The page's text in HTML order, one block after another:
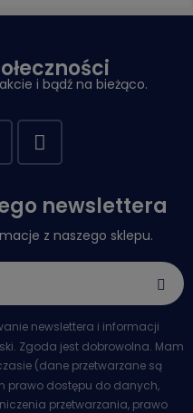
i bądź na bieżąco.
newslettera
z naszego sklepu.
newslettera i informacji
Zgoda jest dobrowolna. Mam
(dane przetwarzane są
prawo dostępu do danych,
przetwarzania, prawo